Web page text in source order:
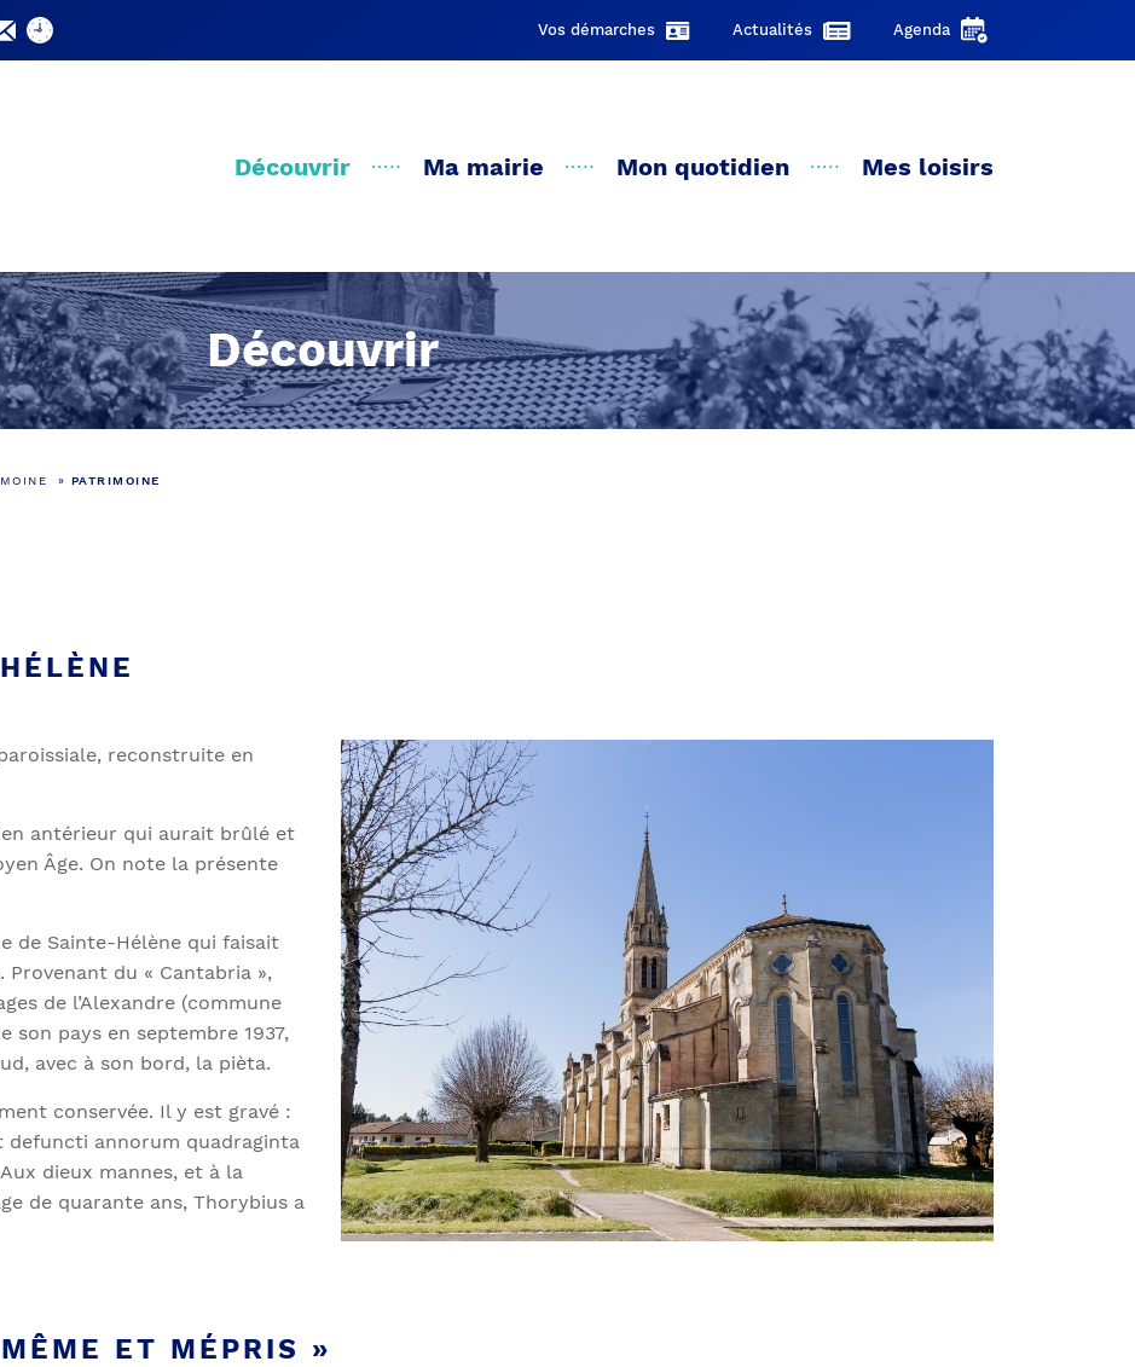
Vos démarches Actualités Agenda
Découvrir Ma mairie Mon quotidien Mes loisirs
Découvrir
» PATRIMOINE
reconstruite en
antérieur qui aurait brûlé et
Âge. On note la présente
de Sainte-Hélène qui faisait
Provenant du « Cantabria »,
de l’Alexandre (commune
son pays en septembre 1937,
avec à son bord, la pièta.
conservée. Il y est gravé :
defuncti annorum quadraginta
dieux mannes, et à la
de quarante ans, Thorybius a
ET MÉPRIS »